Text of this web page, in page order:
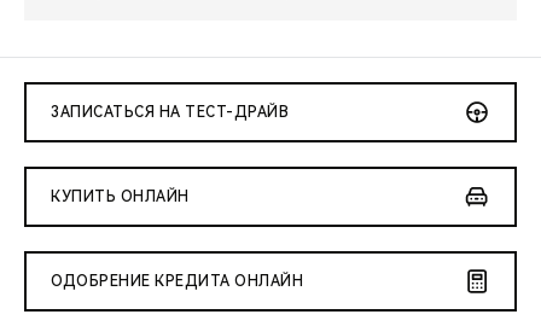
СЕДАНЫ
CHERY CONNECT
ЛЮДИ CHERY
CHERY И СПОРТ
ЗАПИСАТЬСЯ НА ТЕСТ-ДРАЙВ
КУПИТЬ ОНЛАЙН
ОДОБРЕНИЕ КРЕДИТА ОНЛАЙН